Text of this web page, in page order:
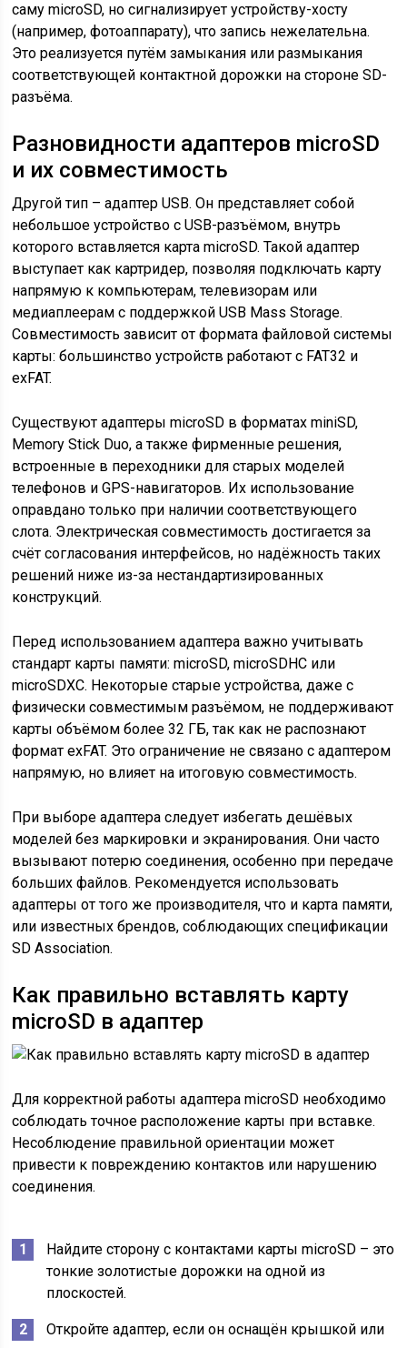
саму microSD, но сигнализирует устройству-хосту
(например, фотоаппарату), что запись нежелательна.
Это реализуется путём замыкания или размыкания
соответствующей контактной дорожки на стороне SD-
разъёма.
Разновидности адаптеров microSD
и их совместимость
Другой тип – адаптер USB. Он представляет собой
небольшое устройство с USB-разъёмом, внутрь
которого вставляется карта microSD. Такой адаптер
выступает как картридер, позволяя подключать карту
напрямую к компьютерам, телевизорам или
медиаплеерам с поддержкой USB Mass Storage.
Совместимость зависит от формата файловой системы
карты: большинство устройств работают с FAT32 и
exFAT.
Существуют адаптеры microSD в форматах miniSD,
Memory Stick Duo, а также фирменные решения,
встроенные в переходники для старых моделей
телефонов и GPS-навигаторов. Их использование
оправдано только при наличии соответствующего
слота. Электрическая совместимость достигается за
счёт согласования интерфейсов, но надёжность таких
решений ниже из-за нестандартизированных
конструкций.
Перед использованием адаптера важно учитывать
стандарт карты памяти: microSD, microSDHC или
microSDXC. Некоторые старые устройства, даже с
физически совместимым разъёмом, не поддерживают
карты объёмом более 32 ГБ, так как не распознают
формат exFAT. Это ограничение не связано с адаптером
напрямую, но влияет на итоговую совместимость.
При выборе адаптера следует избегать дешёвых
моделей без маркировки и экранирования. Они часто
вызывают потерю соединения, особенно при передаче
больших файлов. Рекомендуется использовать
адаптеры от того же производителя, что и карта памяти,
или известных брендов, соблюдающих спецификации
SD Association.
Как правильно вставлять карту
microSD в адаптер
Для корректной работы адаптера microSD необходимо
соблюдать точное расположение карты при вставке.
Несоблюдение правильной ориентации может
привести к повреждению контактов или нарушению
соединения.
Найдите сторону с контактами карты microSD – это
тонкие золотистые дорожки на одной из
плоскостей.
Откройте адаптер, если он оснащён крышкой или